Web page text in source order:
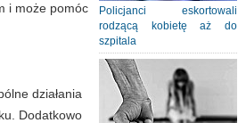
Policjanci eskortowali
rodzącą kobietę aż do
szpitala
i może pomóc
działania
Dodatkowo